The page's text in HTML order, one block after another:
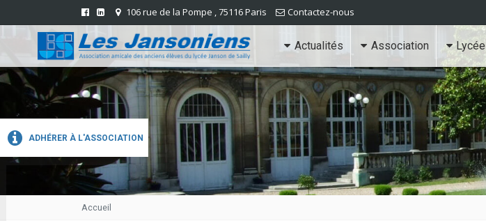
ADHÉRER À L'ASSOCIATION
106 rue de la Pompe , 75116 Paris Contactez-nous
Actualités Association Lycée
Accueil